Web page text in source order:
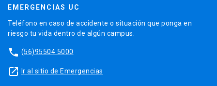
EMERGENCIAS UC
Teléfono en caso de accidente o situación que ponga en
riesgo tu vida dentro de algún campus.
phone (56)95504 5000
launch Ir al sitio de Emergencias